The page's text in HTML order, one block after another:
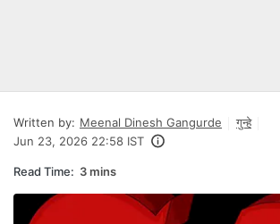
Written by: Meenal Dinesh Gangurde
गुन्हे
Jun 23, 2026 22:58 IST
Read Time: 3 mins